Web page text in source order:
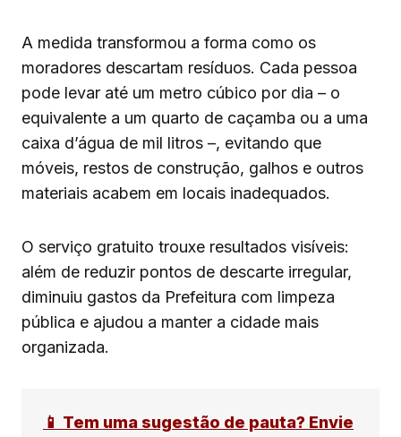
A medida transformou a forma como os
moradores descartam resíduos. Cada pessoa
pode levar até um metro cúbico por dia – o
equivalente a um quarto de caçamba ou a uma
caixa d’água de mil litros –, evitando que
móveis, restos de construção, galhos e outros
materiais acabem em locais inadequados.
O serviço gratuito trouxe resultados visíveis:
além de reduzir pontos de descarte irregular,
diminuiu gastos da Prefeitura com limpeza
pública e ajudou a manter a cidade mais
organizada.
📱 Tem uma sugestão de pauta? Envie